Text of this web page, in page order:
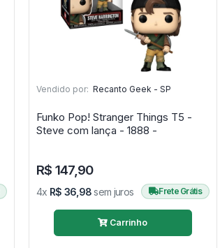
Vendido por: Recanto Geek - SP
Funko Pop! Stranger Things T5 -
Steve com lança - 1888 -
R$ 147,90
4x R$ 36,98sem juros Frete Grátis
Carrinho